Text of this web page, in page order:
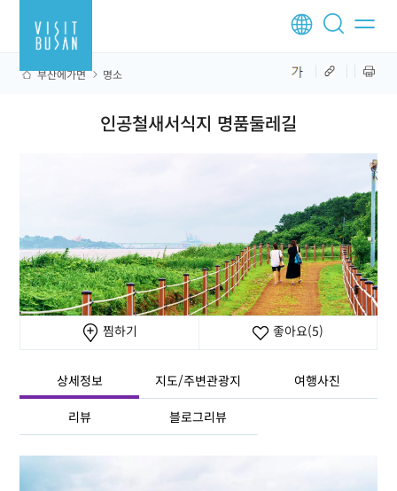
부산에가면 명소
인공철새서식지 명품둘레길
찜하기 좋아요(5)
상세정보 지도/주변관광지 여행사진
리뷰 블로그리뷰